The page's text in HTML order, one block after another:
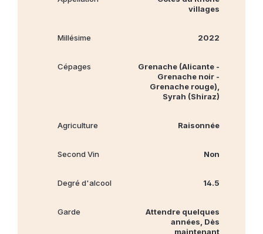
villages
Millésime 2022
Cépages
Grenache (Alicante -
Grenache noir -
Grenache rouge),
Syrah (Shiraz)
Agriculture Raisonnée
Second Vin Non
Degré d'alcool 14.5
Garde
Attendre quelques
années, Dès
maintenant